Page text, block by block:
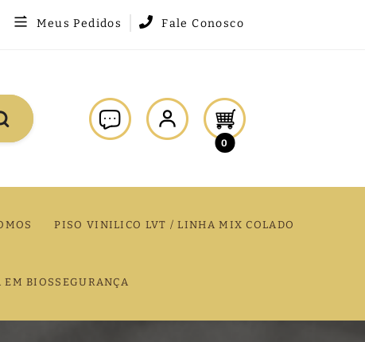
Meus Pedidos Fale Conosco
0
PISO VINILICO LVT / LINHA MIX COLADO
EM BIOSSEGURANÇA